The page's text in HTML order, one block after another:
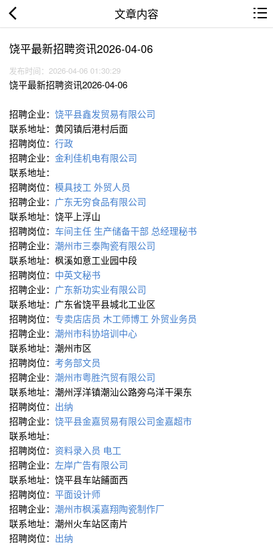
文章内容
饶平最新招聘资讯2026-04-06
发布时间：2026-04-06 01:30:29
饶平最新招聘资讯2026-04-06
招聘企业： 饶平县鑫发贸易有限公司
联系地址：黄冈镇后港村后面
招聘岗位： 行政
招聘企业： 金利佳机电有限公司
联系地址：
招聘岗位： 模具技工 外贸人员
招聘企业： 广东无穷食品有限公司
联系地址：饶平上浮山
招聘岗位： 车间主任 生产储备干部 总经理秘书
招聘企业： 潮州市三泰陶瓷有限公司
联系地址：枫溪如意工业园中段
招聘岗位： 中英文秘书
招聘企业： 广东新功实业有限公司
联系地址：广东省饶平县城北工业区
招聘岗位： 专卖店店员 木工师博工 外贸业务员
招聘企业： 潮州市科协培训中心
联系地址：潮州市区
招聘岗位： 考务部文员
招聘企业： 潮州市粤胜汽贸有限公司
联系地址：潮州浮洋镇潮汕公路旁乌洋干渠东
招聘岗位： 出纳
招聘企业： 饶平县金嘉贸易有限公司金嘉超市
联系地址：
招聘岗位： 资料录入员 电工
招聘企业： 左岸广告有限公司
联系地址：饶平县车站餔面西
招聘岗位： 平面设计师
招聘企业： 潮州市枫溪嘉翔陶瓷制作厂
联系地址：潮州火车站区南片
招聘岗位： 出纳